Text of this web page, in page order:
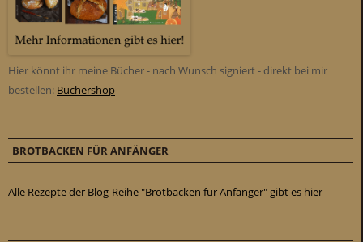
Hier könnt ihr meine Bücher - nach Wunsch signiert - direkt bei mir
bestellen: Büchershop
BROTBACKEN FÜR ANFÄNGER
Alle Rezepte der Blog-Reihe "Brotbacken für Anfänger" gibt es hier